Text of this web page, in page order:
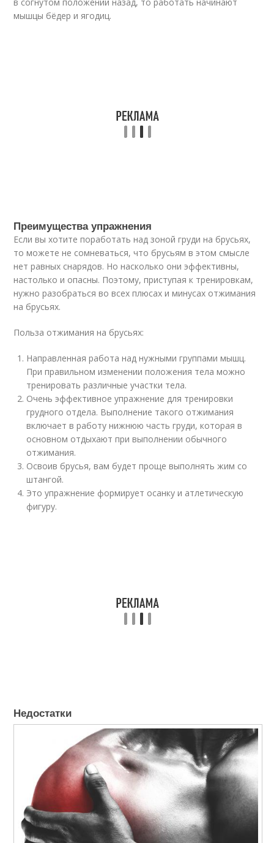
мышцы бёдер и ягодиц.
Преимущества упражнения
Если вы хотите поработать над зоной груди на брусьях,
то можете не сомневаться, что брусьям в этом смысле
нет равных снарядов. Но насколько они эффективны,
настолько и опасны. Поэтому, приступая к тренировкам,
нужно разобраться во всех плюсах и минусах отжимания
на брусьях.
Польза отжимания на брусьях:
Направленная работа над нужными группами мышц.
При правильном изменении положения тела можно
тренировать различные участки тела.
Очень эффективное упражнение для тренировки
грудного отдела. Выполнение такого отжимания
включает в работу нижнюю часть груди, которая в
основном отдыхают при выполнении обычного
отжимания.
Освоив брусья, вам будет проще выполнять жим со
штангой.
Это упражнение формирует осанку и атлетическую
фигуру.
Недостатки